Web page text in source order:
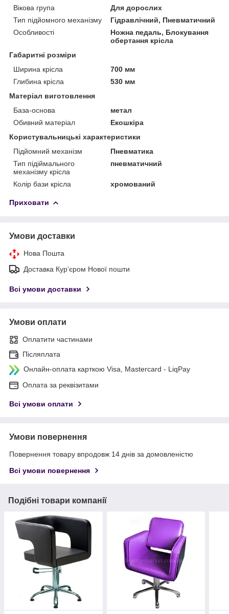
Вікова група
Для дорослих
Тип підйомного механізму
Гідравлічний, Пневматичний
Особливості
Ножна педаль, Блокування
обертання крісла
Габаритні розміри
Ширина крісла
700 мм
Глибина крісла
530 мм
Матеріал виготовлення
База-основа
метал
Обивний матеріал
Екошкіра
Користувальницькі характеристики
Підйомний механізм
Пневматика
Тип підіймального
механізму крісла
пневматичний
Колір бази крісла хромований
Приховати
Умови доставки
Нова Пошта
Доставка Курʼєром Нової пошти
Всі умови доставки
Умови оплати
Оплатити частинами
Післяплата
Онлайн-оплата карткою Visa, Mastercard - LiqPay
Оплата за реквізитами
Всі умови оплати
Умови повернення
Повернення товару впродовж 14 днів за домовленістю
Всі умови повернення
Подібні товари компанії